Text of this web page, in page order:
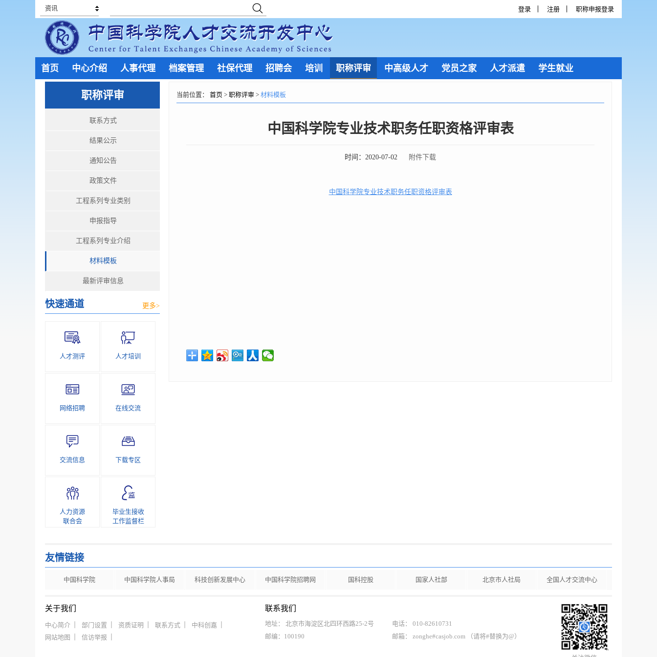
资讯 登录 注册 职称申报登录
首页 中心介绍 人事代理 档案管理 社保代理 招聘会 培训 职称评审 中高级人才 党员之家 人才派遣 学生就业
职称评审
联系方式
结果公示
通知公告
政策文件
工程系列专业类别
申报指导
工程系列专业介绍
材料模板
最新评审信息
快速通道 更多>
人才测评 人才培训
网络招聘 在线交流
交流信息 下载专区
人力资源
联合会
毕业生接收
工作监督栏
当前位置： 首页 > 职称评审 > 材料模板
中国科学院专业技术职务任职资格评审表
时间： 2020-07-02 附件下载
中国科学院专业技术职务任职资格评审表
友情链接
中国科学院 中国科学院人事局 科技创新发展中心 中国科学院招聘网 国科控股 国家人社部 北京市人社局 全国人才交流中心
关于我们
中心简介 部门设置 资质证明 联系方式
中科创嘉
网站地图
信访举报
联系我们
地址： 北京市海淀区北四环西路25-2号
电话： 010-82610731
邮编：100190
邮箱： zonghe#casjob.com （请将#替换为@）